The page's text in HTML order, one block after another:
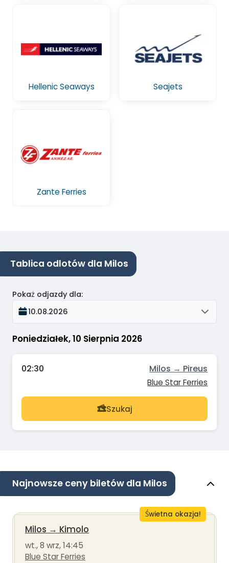
Hellenic Seaways Seajets
Zante Ferries
Tablica odlotów dla Milos
Poniedziałek, 10 Sierpnia 2026
Pokaż odjazdy dla:
10.08.2026
02:30 Milos → Pireus
Blue Star Ferries
Szukaj
Najnowsze ceny biletów dla Milos
Świetna okazja!
Milos → Kimolo
wt., 8 wrz, 14:45
Blue Star Ferries